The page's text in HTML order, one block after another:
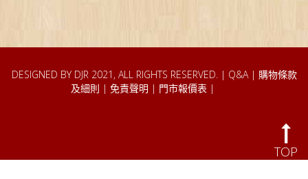
DESIGNED BY DJR 2021, ALL RIGHTS RESERVED. | Q&A| 購物條款
及細則 | 免責聲明 | 門市報價表 |
TOP